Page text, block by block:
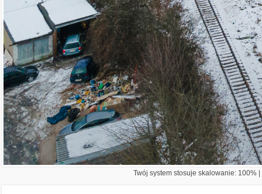
Twój system stosuje skalowanie: 100%